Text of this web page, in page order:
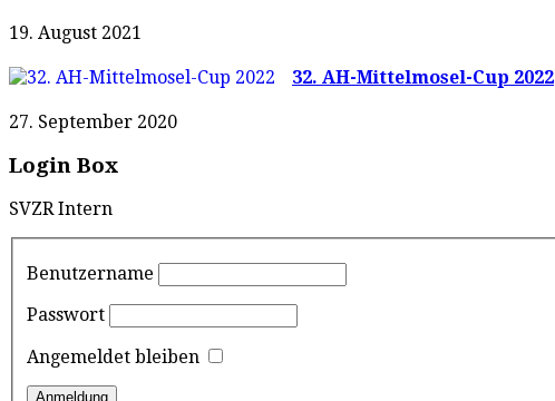
19. August 2021
32. AH-Mittelmosel-Cup 2022
27. September 2020
Login Box
SVZR Intern
Benutzername
Passwort
Angemeldet bleiben